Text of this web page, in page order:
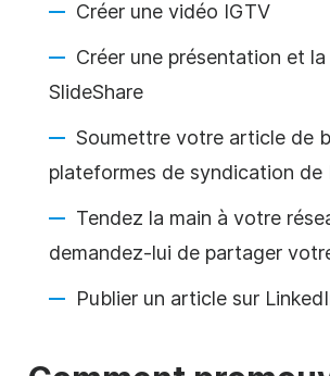
Créer une vidéo IGTV
Créer une présentation et
SlideShare
Soumettre votre article de
plateformes de syndication de
Tendez la main à votre
demandez-lui de partager
Publier un article sur